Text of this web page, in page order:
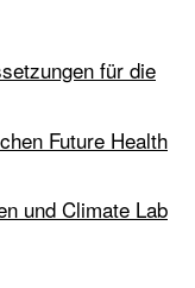
für die
Future Health
und Climate Lab